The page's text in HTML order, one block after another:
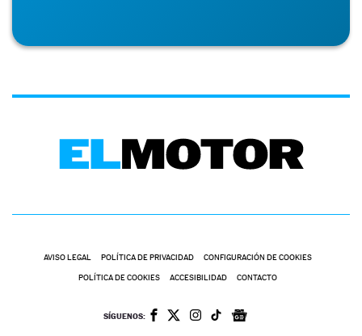
AVISO LEGAL POLÍTICA DE PRIVACIDAD CONFIGURACIÓN DE COOKIES
POLÍTICA DE COOKIES ACCESIBILIDAD CONTACTO
SÍGUENOS: